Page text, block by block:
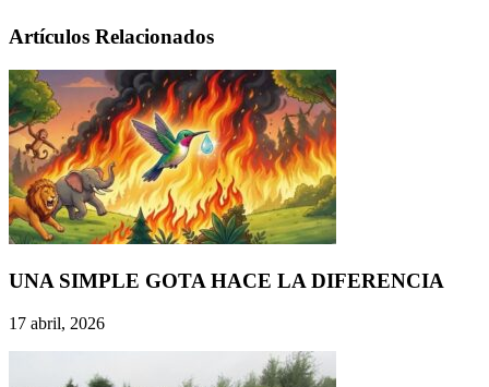
Artículos Relacionados
UNA SIMPLE GOTA HACE LA DIFERENCIA
17 abril, 2026